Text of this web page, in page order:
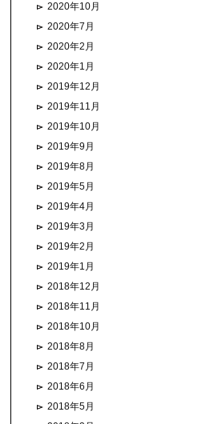
2020年10月
2020年7月
2020年2月
2020年1月
2019年12月
2019年11月
2019年10月
2019年9月
2019年8月
2019年5月
2019年4月
2019年3月
2019年2月
2019年1月
2018年12月
2018年11月
2018年10月
2018年8月
2018年7月
2018年6月
2018年5月